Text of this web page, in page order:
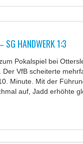
SG HANDWERK 1:3
Pokalspiel bei
VfB scheiterte
Minute. Mit der
auf, Jadd erhöhte